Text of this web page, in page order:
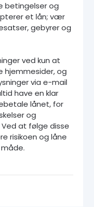
betingelser og
et lån; vær
gebyrer og
ved kun at
hjemmesider, og
via e-mail
have en klar
lånet, for
og
at følge disse
risikoen og låne